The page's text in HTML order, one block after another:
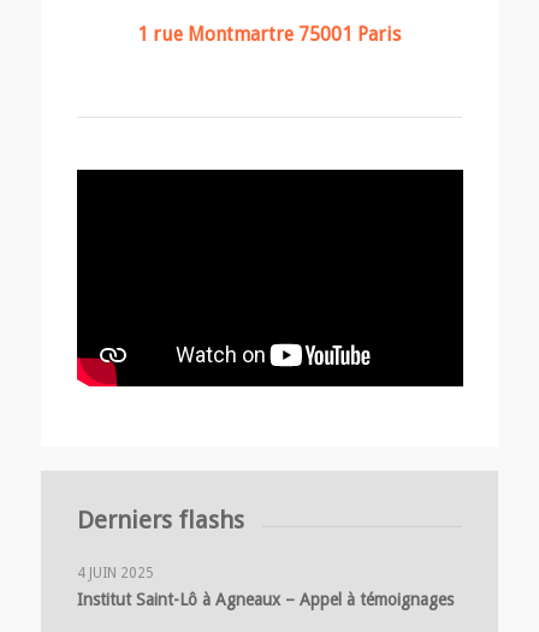
1 rue Montmartre 75001 Paris
Derniers flashs
4 JUIN 2025
Institut Saint-Lô à Agneaux – Appel à témoignages